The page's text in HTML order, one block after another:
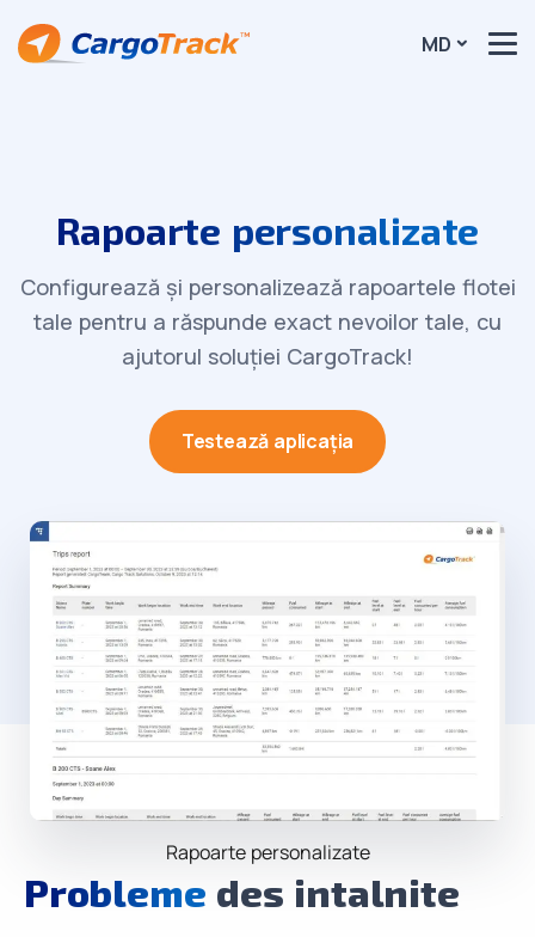
MD
Rapoarte personalizate
Configurează și personalizează rapoartele flotei
tale pentru a răspunde exact nevoilor tale, cu
ajutorul soluției CargoTrack!
Testează aplicația
Rapoarte personalizate
Probleme des intalnite